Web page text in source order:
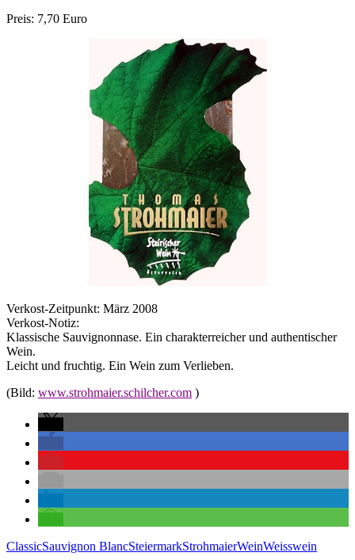
Preis: 7,70 Euro
Verkost-Zeitpunkt: März 2008
Verkost-Notiz:
Klassische Sauvignonnase. Ein charakterreicher und authentischer
Wein.
Leicht und fruchtig. Ein Wein zum Verlieben.
(Bild: www.strohmaier.schilcher.com )
ClassicSauvignon BlancSteiermarkStrohmaierWeinWeisswein